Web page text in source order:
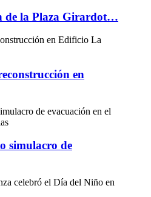
de la Plaza Girardot…
en
simulacro de